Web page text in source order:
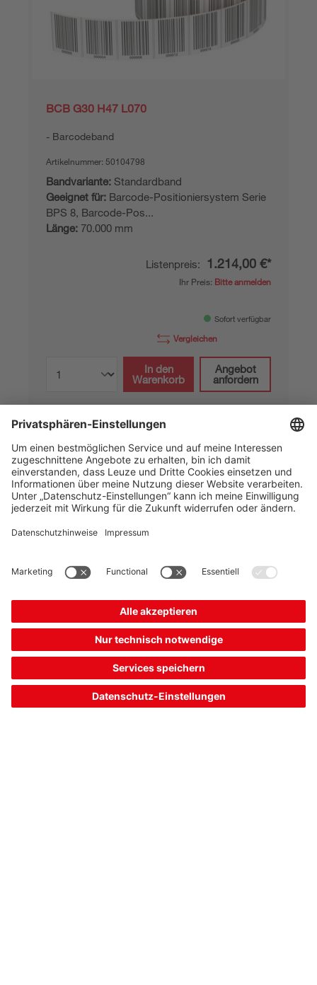
BCB G30 H47 L070
Barcodeband
Artikelnummer: 50104798
Bandvariante: Standardband
Geeignet für: Barcode-Positioniersystem Serie
BPS 8, Barcode-Pos...
Länge: 70.000 mm
Listenpreis: 1.214,00 €*
Ihr Preis: Bitte anmelden
Sofort verfügbar
Vergleichen
In den
Warenkorb
Angebot
anfordern
BCB G30 H47 L060
Barcodeband
Bandvariante:Standardband
Geeignet für:Barcode-Positioniersystem Serie
BPS 8, Barcode-Pos...